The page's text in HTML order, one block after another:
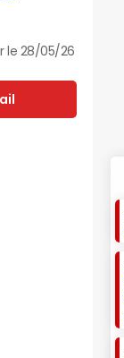
le 28/05/26